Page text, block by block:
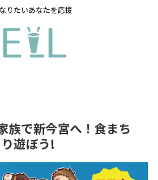
りたいあなたを応援
族で新今宮へ！食まち
遊ぼう!